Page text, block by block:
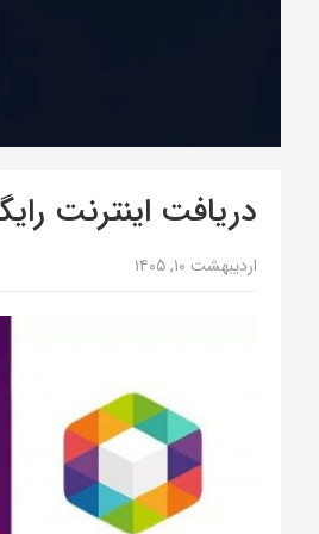
دریافت اینترنت
اردیبهشت ۱۰, ۱۴۰۵